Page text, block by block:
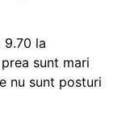
9.70 la
sunt mari
nu sunt posturi